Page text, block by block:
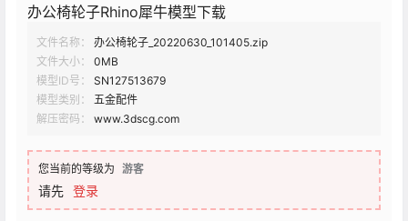
办公椅轮子Rhino犀牛模型下载
文件名称：
办公椅轮子_20220630_101405.zip
文件大小：
0MB
模型ID号：
SN127513679
模型类别：
五金配件
解压密码：
www.3dscg.com
您当前的等级为 游客
请先 登录